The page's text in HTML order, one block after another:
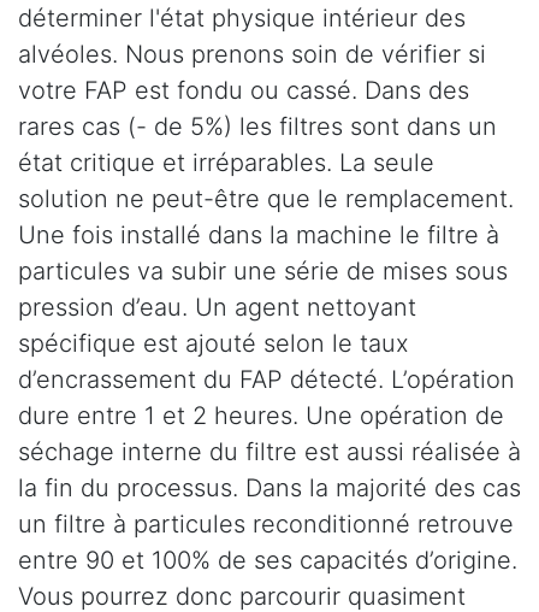
déterminer l'état physique intérieur des
alvéoles. Nous prenons soin de vérifier si
votre FAP est fondu ou cassé. Dans des
rares cas (- de 5%) les filtres sont dans un
état critique et irréparables. La seule
solution ne peut-être que le remplacement.
Une fois installé dans la machine le filtre à
particules va subir une série de mises sous
pression d’eau. Un agent nettoyant
spécifique est ajouté selon le taux
d’encrassement du FAP détecté. L’opération
dure entre 1 et 2 heures. Une opération de
séchage interne du filtre est aussi réalisée à
la fin du processus. Dans la majorité des cas
un filtre à particules reconditionné retrouve
entre 90 et 100% de ses capacités d’origine.
Vous pourrez donc parcourir quasiment